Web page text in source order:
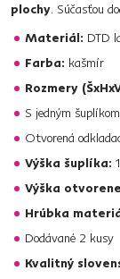
plochy. Súčasťou
Materiál: DTD
Farba: kašmír
Rozmery
S jedným šuplíkom
Otvorená
Výška šuplíka:
Výška
Hrúbka
Dodávané 2 kusy
Kvalitný